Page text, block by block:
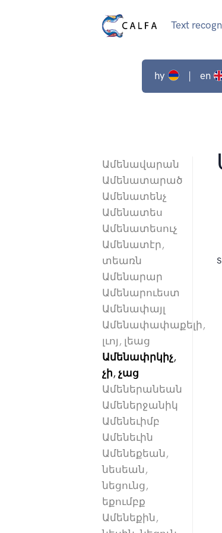
Text
hy | en
Ամենավարան
Ամենատարած
Ամենատենչ
Ամենատես
Ամենատեսուչ
Ամենատէր,
տեառն
Ամենարար
Ամենարուեստ
Ամենափայլ
Ամենափափաքելի,
լւոյ, լեաց
Ամենափրկիչ,
չի, չաց
Ամեներանեան
Ամեներջանիկ
Ամենեւիմբ
Ամենեւին
Ամենեքեան,
նեսեան,
նեցունց,
եքումբք
Ամենեքին,